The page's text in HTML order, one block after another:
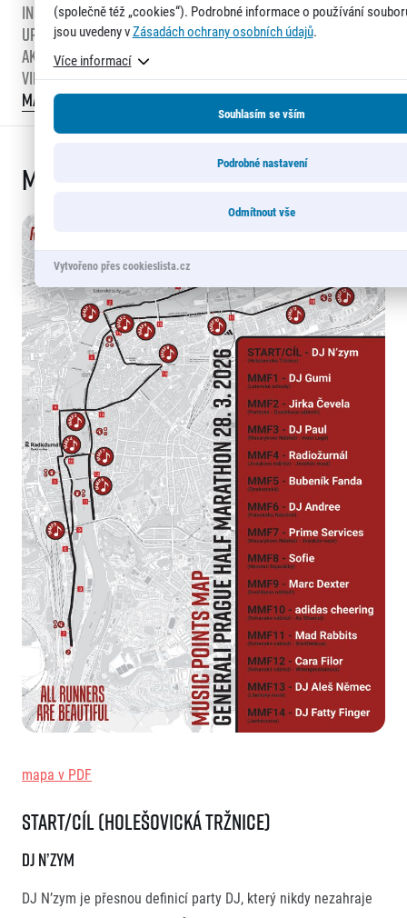
Informace pro běžce
Upozornění na podvodný přeprodej registrací!
Aktuality ze závoduDopravní informace
Virtuální balíčekZajímavá místa na trase závodu
Marathon Music FestivalHistorieVýsledky
Marathon Music Festival
mapa v PDF
START/CÍL (Holešovická Tržnice)
DJ N’zym
DJ N’zym je přesnou definicí party DJ, který nikdy nezahraje
(společně též „cookies“). Podrobné informace o používání
jsou uvedeny vZásadách ochrany osobních údajů.
Více informací
Souhlasím se vším
Podrobné nastavení
Odmítnout vše
Vytvořeno přes cookieslista.cz